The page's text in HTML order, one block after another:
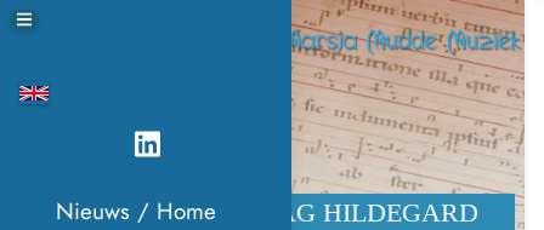
Nieuws / HomeSTUDIEDAG HILDEGARD